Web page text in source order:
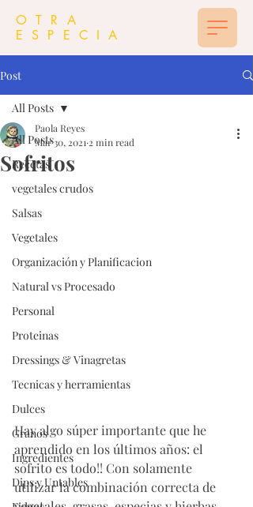
OTRA
ESPECIA
Post
All Posts
Recetas
vegetales crudos
Salsas
Vegetales
Organización y Planificacion
Natural vs Procesado
Personal
Proteinas
Dressings & Vinagretas
Tecnicas y herramientas
Dulces
Granos
Ingredientes
Dips y Untables
All Posts
Sofritos
Paola Reyes
Mar 30, 2021 2 min read
Hay algo súper importante que he
aprendido en los últimos años: el
sofrito es todo!! Con solamente
utilizar la combinación correcta de